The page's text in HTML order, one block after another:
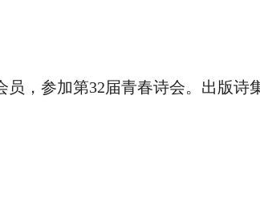
员，参加第32届青春诗会。出版诗